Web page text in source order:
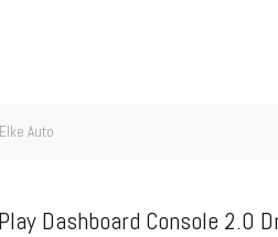
Auto
Dashboard Console 2.0